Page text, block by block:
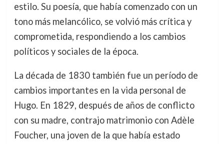
estilo. Su poesía, que había comenzado con un
tono más melancólico, se volvió más crítica y
comprometida, respondiendo a los cambios
políticos y sociales de la época.
La década de 1830 también fue un período de
cambios importantes en la vida personal de
Hugo. En 1829, después de años de conflicto
con su madre, contrajo matrimonio con Adèle
Foucher, una joven de la que había estado